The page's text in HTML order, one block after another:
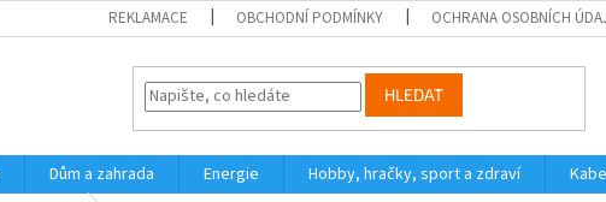
REKLAMACE OBCHODNÍ PODMÍNKY OCHRANA OSOBNÍCH
HLEDAT
Dům a zahrada Energie Hobby, hračky, sport a zdraví